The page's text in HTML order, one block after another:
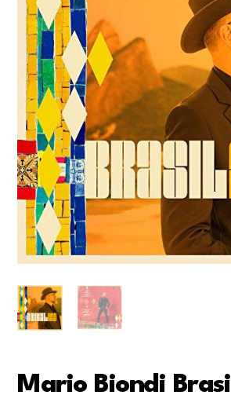
Mario Biondi Brasil